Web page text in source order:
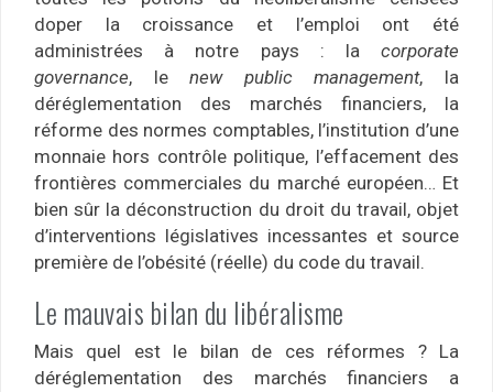
doper la croissance et l’emploi ont été
administrées à notre pays : la corporate
governance, lenew public management, la
déréglementation des marchés financiers, la
réforme des normes comptables, l’institution d’une
monnaie hors contrôle politique, l’effacement des
frontières commerciales du marché européen… Et
bien sûr la déconstruction du droit du travail, objet
d’interventions législatives incessantes et source
première de l’obésité (réelle) du code du travail.
Le mauvais bilan du libéralisme
Mais quel est le bilan de ces réformes ? La
déréglementation des marchés financiers a